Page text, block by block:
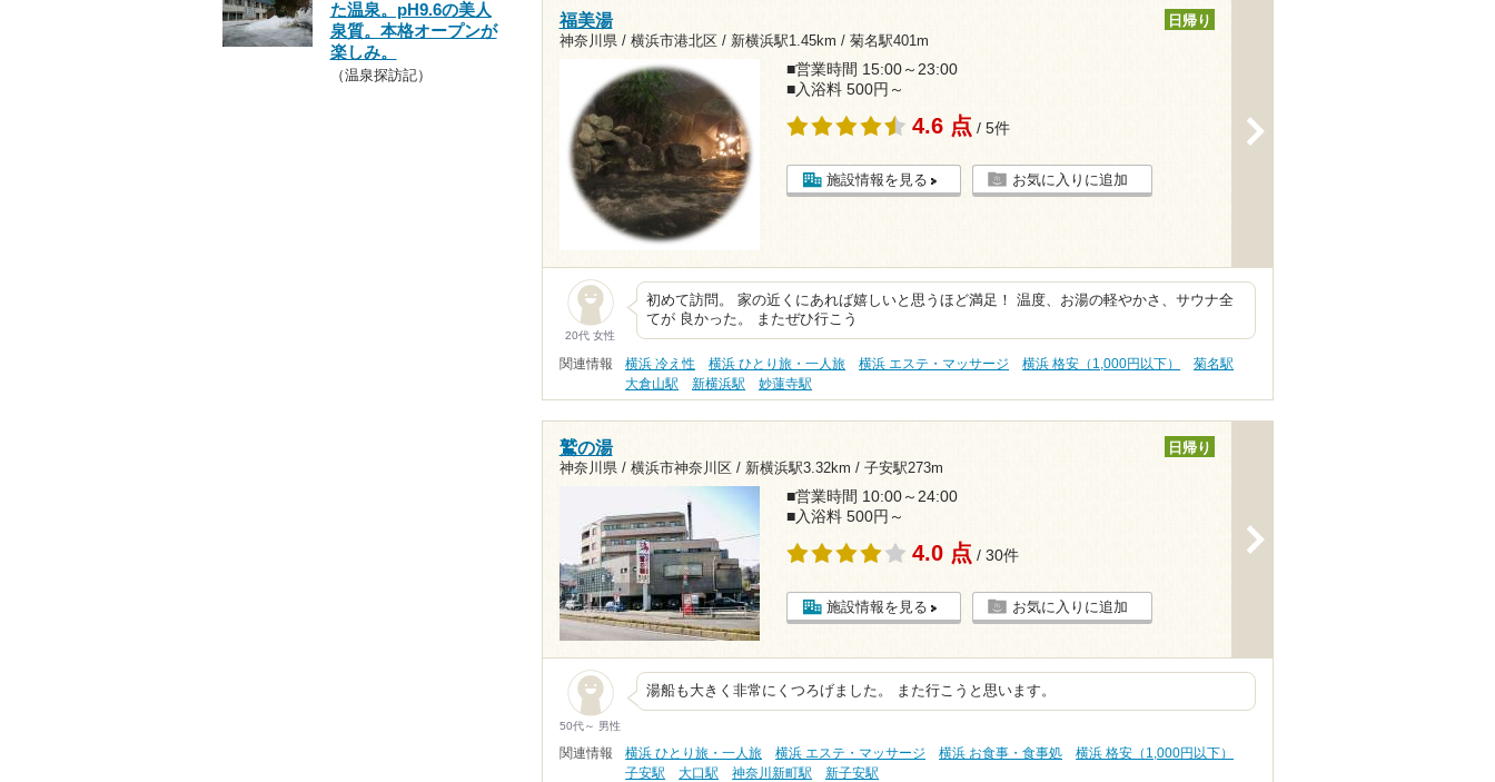
福美湯
神奈川県 / 横浜市港北区 / 新横浜駅1.45km / 菊名駅401m
日帰り
■営業時間 15:00～23:00
■入浴料 500円～
4.6 点 / 5件
施設情報を見る お気に入りに追加
20代 女性
初めて訪問。 家の近くにあれば嬉しいと思うほど満足！ 温度、お湯の軽やかさ、サウナ全
てが 良かった。 またぜひ行こう
関連情報 横浜 冷え性 横浜 ひとり旅・一人旅 横浜 エステ・マッサージ 横浜 格安（1,000円以下）
菊名駅
大倉山駅
新横浜駅 妙蓮寺駅
鷲の湯
神奈川県 / 横浜市神奈川区 / 新横浜駅3.32km / 子安駅273m
日帰り
■営業時間 10:00～24:00
■入浴料 500円～
4.0 点 / 30件
施設情報を見る お気に入りに追加
50代～ 男性
湯船も大きく非常にくつろげました。 また行こうと思います。
関連情報 横浜 ひとり旅・一人旅 横浜 エステ・マッサージ 横浜 お食事・食事処
横浜 格安（1,000円以下）
子安駅
大口駅 神奈川新町駅 新子安駅
た温泉。pH9.6の美人
泉質。本格オープンが
楽しみ。
（温泉探訪記）